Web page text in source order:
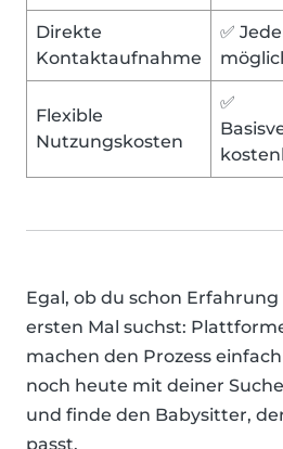
Direkte
Kontaktaufnahme
✅
Flexible
Nutzungskosten
✅
Egal, ob du schon
ersten Mal suchst:
machen den Prozess
noch heute mit deiner
und finde den Babysitter,
passt.